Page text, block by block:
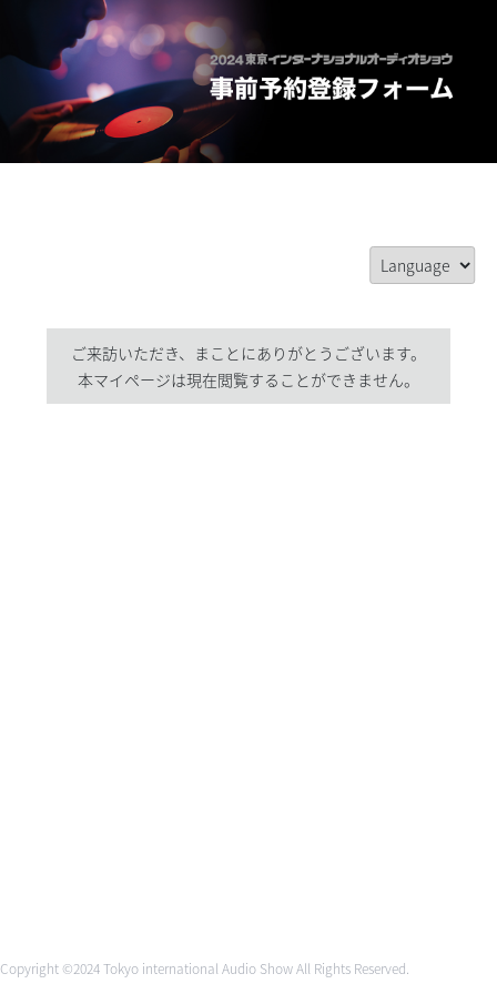
ご来訪いただき、まことにありがとうございます。
本マイページは現在閲覧することができません。
Copyright ©2024 Tokyo international Audio Show All Rights Reserved.